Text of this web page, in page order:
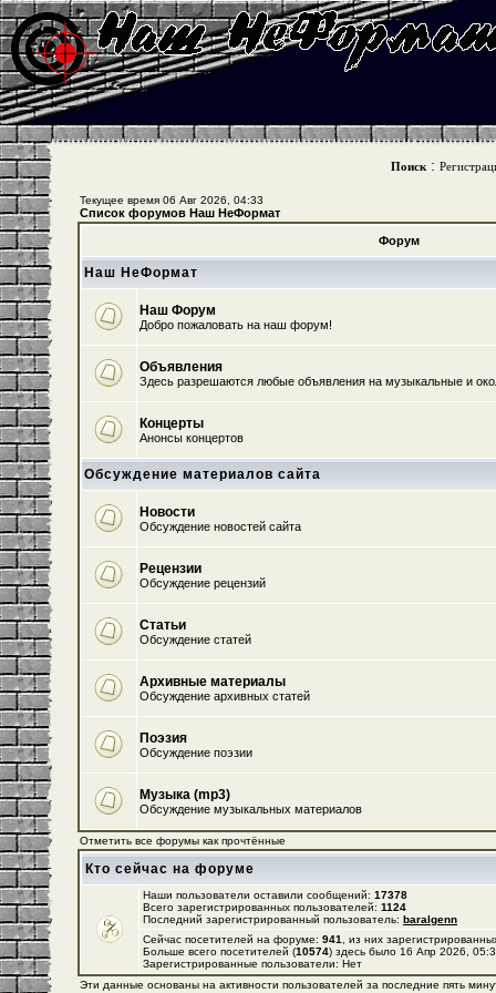
Поиск :
Текущее время 06 Авг 2026, 04:33
Список форумов Наш НеФормат
Форум
Наш НеФормат
Наш Форум
Добро пожаловать на наш форум!
Объявления
Здесь разрешаются любые объявления на музыкальные и
Концерты
Анонсы концертов
Обсуждение материалов сайта
Новости
Обсуждение новостей сайта
Рецензии
Обсуждение рецензий
Статьи
Обсуждение статей
Архивные материалы
Обсуждение архивных статей
Поэзия
Обсуждение поэзии
Музыка (mp3)
Обсуждение музыкальных материалов
Отметить все форумы как прочтённые
Кто сейчас на форуме
Наши пользователи оставили сообщений: 17378
Всего зарегистрированных пользователей: 1124
Последний зарегистрированный пользователь: baralgenn
Сейчас посетителей на форуме: 941
, из них
Больше всего посетителей (10574) здесь было 16 Апр 2026,
Зарегистрированные пользователи: Нет
Эти данные основаны на активности пользователей за последние пять